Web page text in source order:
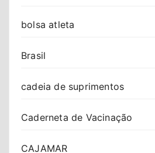
bolsa atleta
Brasil
cadeia de suprimentos
Caderneta de Vacinação
CAJAMAR